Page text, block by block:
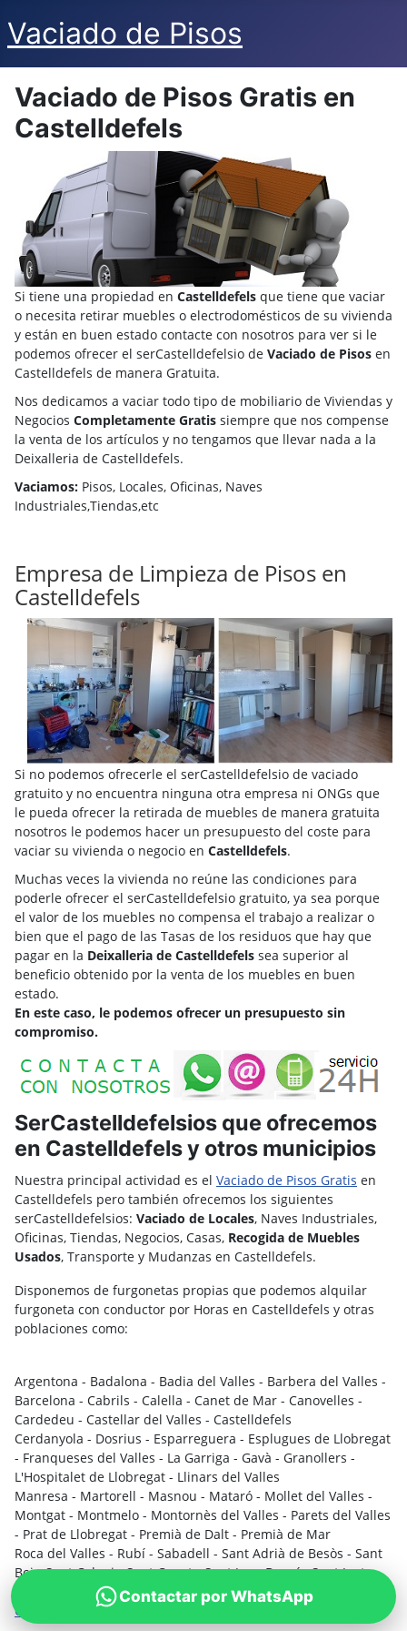
Vaciado de Pisos
Vaciado de Pisos Gratis en
Castelldefels
Si tiene una propiedad en Castelldefels que tiene que vaciar
o necesita retirar muebles o electrodomésticos de su vivienda
y están en buen estado contacte con nosotros para ver si le
podemos ofrecer el serCastelldefelsio de Vaciado de Pisos en
Castelldefels de manera Gratuita.
Nos dedicamos a vaciar todo tipo de mobiliario de Viviendas y
Negocios Completamente Gratis siempre que nos compense
la venta de los artículos y no tengamos que llevar nada a la
Deixalleria de Castelldefels.
Vaciamos: Pisos, Locales, Oficinas, Naves
Industriales,Tiendas,etc
Empresa de Limpieza de Pisos en
Castelldefels
Si no podemos ofrecerle el serCastelldefelsio de vaciado
gratuito y no encuentra ninguna otra empresa ni ONGs que
le pueda ofrecer la retirada de muebles de manera gratuita
nosotros le podemos hacer un presupuesto del coste para
vaciar su vivienda o negocio en Castelldefels.
Muchas veces la vivienda no reúne las condiciones para
poderle ofrecer el serCastelldefelsio gratuito, ya sea porque
el valor de los muebles no compensa el trabajo a realizar o
bien que el pago de las Tasas de los residuos que hay que
pagar en la Deixalleria de Castelldefels sea superior al
beneficio obtenido por la venta de los muebles en buen
estado.
En este caso, le podemos ofrecer un presupuesto sin
compromiso.
SerCastelldefelsios que ofrecemos
en Castelldefels y otros municipios
Nuestra principal actividad es el Vaciado de Pisos Gratis en
Castelldefels pero también ofrecemos los siguientes
serCastelldefelsios: Vaciado de Locales, Naves Industriales,
Oficinas, Tiendas, Negocios, Casas, Recogida de Muebles
Usados, Transporte y Mudanzas en Castelldefels.
Disponemos de furgonetas propias que podemos alquilar
furgoneta con conductor por Horas en Castelldefels y otras
poblaciones como:
Argentona - Badalona - Badia del Valles - Barbera del Valles -
Barcelona - Cabrils - Calella - Canet de Mar - Canovelles -
Cardedeu - Castellar del Valles - Castelldefels
Cerdanyola - Dosrius - Esparreguera - Esplugues de Llobregat
- Franqueses del Valles - La Garriga - Gavà - Granollers -
L'Hospitalet de Llobregat - Llinars del Valles
Manresa - Martorell - Masnou - Mataró - Mollet del Valles -
Montgat - Montmelo - Montornès del Valles - Parets del Valles
- Prat de Llobregat - Premià de Dalt - Premià de Mar
Roca del Valles - Rubí - Sabadell - Sant Adrià de Besòs - Sant
Boi - Sant Celoni - Sant Cugat - Sant Joan Despí - Sant Just
Desvern - Terrassa - Tiana - Vic - Vilassar de Mar
Otras Poblaciones Contactar....
Contactar por WhatsApp